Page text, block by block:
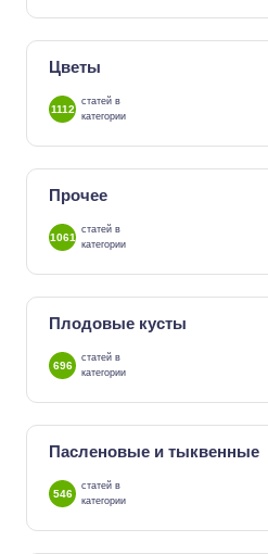
Цветы
1112
статей в
категории
Прочее
1061
статей в
категории
Плодовые кусты
696
статей в
категории
Пасленовые и тыквенные
546
статей в
категории